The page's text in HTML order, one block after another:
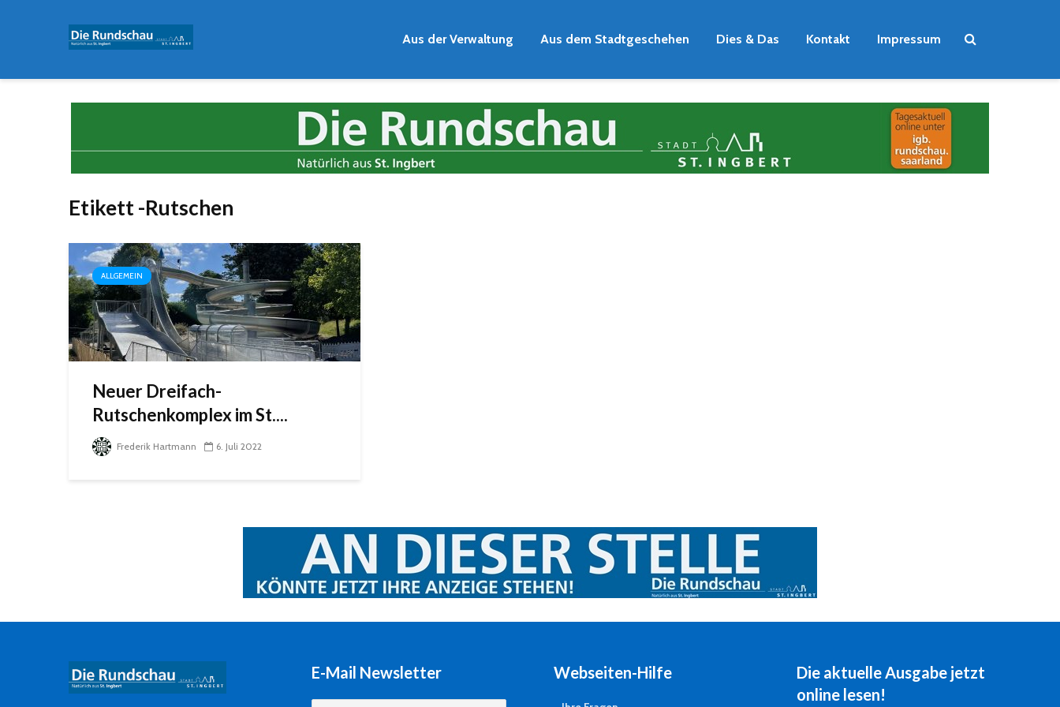
Aus der Verwaltung Aus dem Stadtgeschehen Dies & Das Kontakt Impressum
Etikett -Rutschen
ALLGEMEIN
Neuer Dreifach-
Rutschenkomplex im St....
Frederik Hartmann 6. Juli 2022
E-Mail Newsletter Webseiten-Hilfe
Die aktuelle Ausgabe jetzt
online lesen!